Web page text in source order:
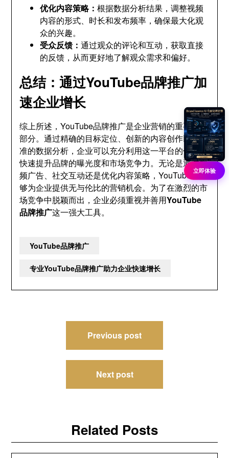
优化内容策略：根据数据分析结果，调整视频
内容的形式、时长和发布频率，确保最大化观
众的兴趣。
受众反馈：通过观众的评论和互动，获取直接
的反馈，从而更好地了解观众需求和偏好。
总结：通过YouTube品牌推广加
速企业增长
综上所述，YouTube品牌推广是企业营销的重要组成
部分。通过精确的目标定位、创新的内容创作以及精
准的数据分析，企业可以充分利用这一平台的优势，
快速提升品牌的曝光度和市场竞争力。无论是通过视
频广告、社交互动还是优化内容策略，YouTube都能
够为企业提供无与伦比的营销机会。为了在激烈的市
场竞争中脱颖而出，企业必须重视并善用YouTube
品牌推广这一强大工具。
YouTube品牌推广
专业YouTube品牌推广助力企业快速增长
Previous post
Next post
Related Posts
立即体验